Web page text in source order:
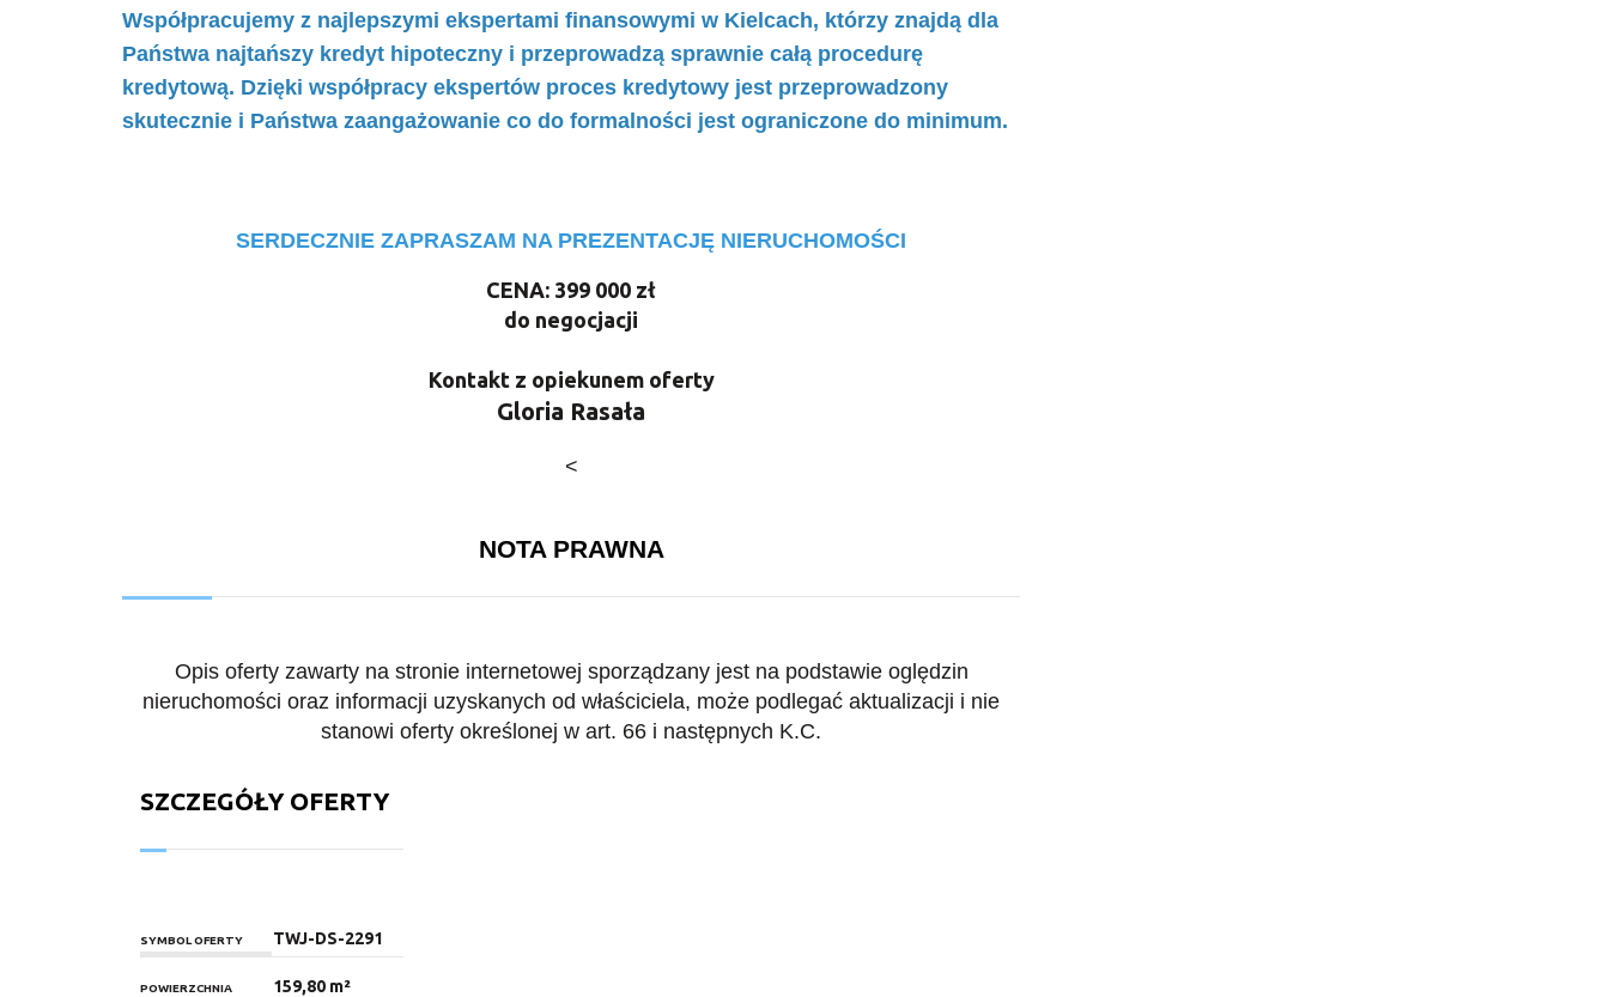
Współpracujemy z najlepszymi ekspertami finansowymi w Kielcach, którzy znajdą dla
Państwa najtańszy kredyt hipoteczny i przeprowadzą sprawnie całą procedurę
kredytową. Dzięki współpracy ekspertów proces kredytowy jest przeprowadzony
skutecznie i Państwa zaangażowanie co do formalności jest ograniczone do minimum.
SERDECZNIE ZAPRASZAM NA PREZENTACJĘ NIERUCHOMOŚCI
CENA: 399 000 zł
do negocjacji
Kontakt z opiekunem oferty
Gloria Rasała
<
NOTA PRAWNA
Opis oferty zawarty na stronie internetowej sporządzany jest na podstawie oględzin
nieruchomości oraz informacji uzyskanych od właściciela, może podlegać aktualizacji i nie
stanowi oferty określonej w art. 66 i następnych K.C.
SZCZEGÓŁY OFERTY
SYMBOL OFERTY TWJ-DS-2291
POWIERZCHNIA 159,80 m²